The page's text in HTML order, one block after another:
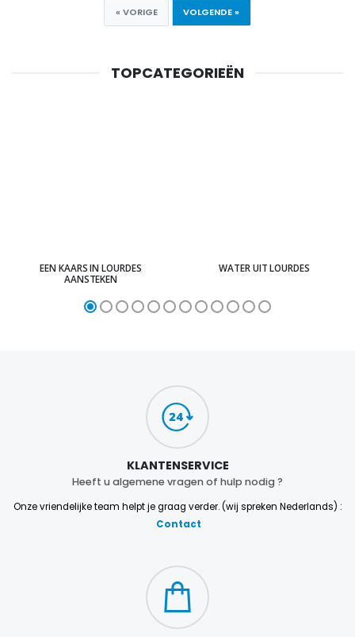
« VORIGE VOLGENDE »
TOPCATEGORIEËN
EEN KAARS IN LOURDES
AANSTEKEN
WATER UIT LOURDES
KLANTENSERVICE
Heeft u algemene vragen of hulp nodig ?
Onze vriendelijke team helpt je graag verder. (wij spreken Nederlands) :
Contact